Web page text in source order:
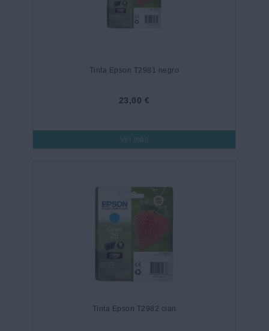
Tinta Epson T2981 negro
23,00 €
Ver más
Tinta Epson T2982 cian